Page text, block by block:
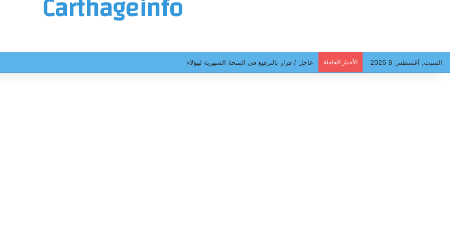
السبت, أغسطس 8 2026 الأخبار العاجلة سهام بن سدرين أمام فرقة الأبحاث.. أكثر من ساعتين من الاستماع وقرار قضائي جديد